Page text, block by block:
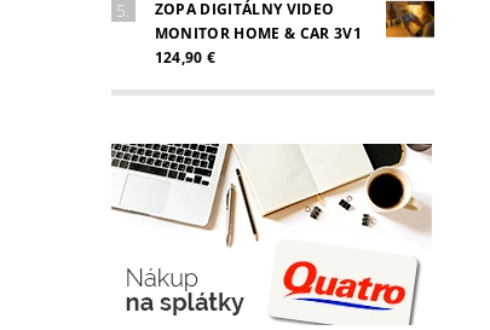
ZOPA DIGITÁLNY VIDEO
MONITOR HOME & CAR 3V1
124,90 €